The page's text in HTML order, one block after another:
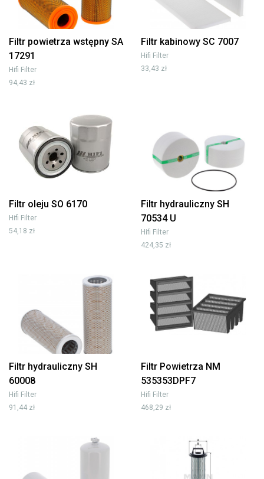
Filtr powietrza wstępny SA
17291
Hifi Filter
94,43 zł
Filtr kabinowy SC 7007
Hifi Filter
33,43 zł
Filtr oleju SO 6170
Hifi Filter
54,18 zł
Filtr hydrauliczny SH
70534 U
Hifi Filter
424,35 zł
Filtr hydrauliczny SH
60008
Hifi Filter
91,44 zł
Filtr Powietrza NM
535353DPF7
Hifi Filter
468,29 zł